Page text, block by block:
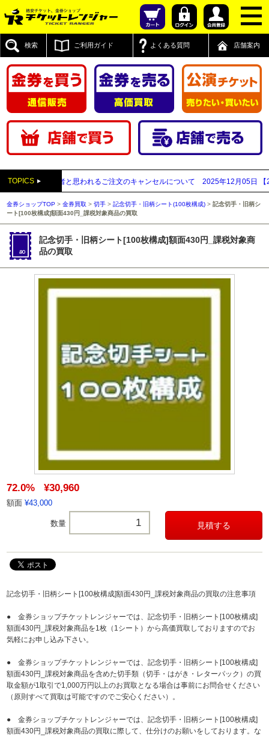
検索 ご利用ガイド よくある質問 店舗案内
TOPICS
い買取業者と思われるご注文のキャンセルについて 2025年12月05日 【2025年
金券ショップTOP >金券買取 >切手 >記念切手・旧柄シート(100枚構成) >記念切手・旧柄シ
ート[100枚構成]額面430円_課税対象商品の買取
記念切手・旧柄シート[100枚構成]額面430円_課税対象商
品の買取
72.0% ¥30,960
額面 ¥43,000
数量
記念切手・旧柄シート[100枚構成]額面430円_課税対象商品の買取の注意事項
● 金券ショップチケットレンジャーでは、記念切手・旧柄シート[100枚構成]
額面430円_課税対象商品を1枚（1シート）から高価買取しておりますのでお
気軽にお申し込み下さい。
● 金券ショップチケットレンジャーでは、記念切手・旧柄シート[100枚構成]
額面430円_課税対象商品を含めた切手類（切手・はがき・レターパック）の買
取金額が1取引で1,000万円以上のお買取となる場合は事前にお問合せください
（原則すべて買取は可能ですのでご安心ください）。
● 金券ショップチケットレンジャーでは、記念切手・旧柄シート[100枚構成]
額面430円_課税対象商品の買取に際して、仕分けのお願いをしております。な